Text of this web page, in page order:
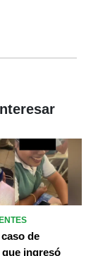
de
ingresó